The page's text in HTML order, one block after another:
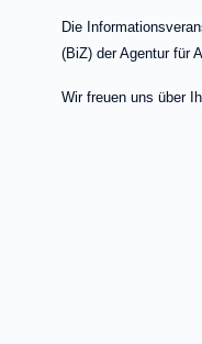
Die
(BiZ) der Agentur für
Wir freuen uns über